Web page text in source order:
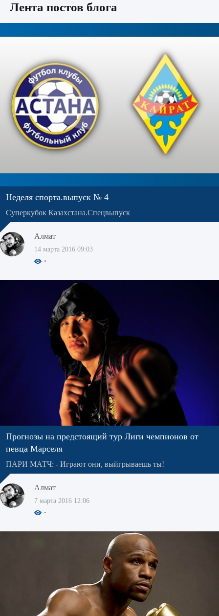
Лента постов блога
Неделя спорта.выпуск № 4
Суперкубок Казахстана.Спецвыпуск
Алмат
14 марта 2016 09:03
Прогнозы на предстоящий тур Лиги чемпионов от
певца Марселя
ПАРИ МАТЧ: - Играют они, выйгрываешь ты!
Алмат
7 марта 2016 12:06